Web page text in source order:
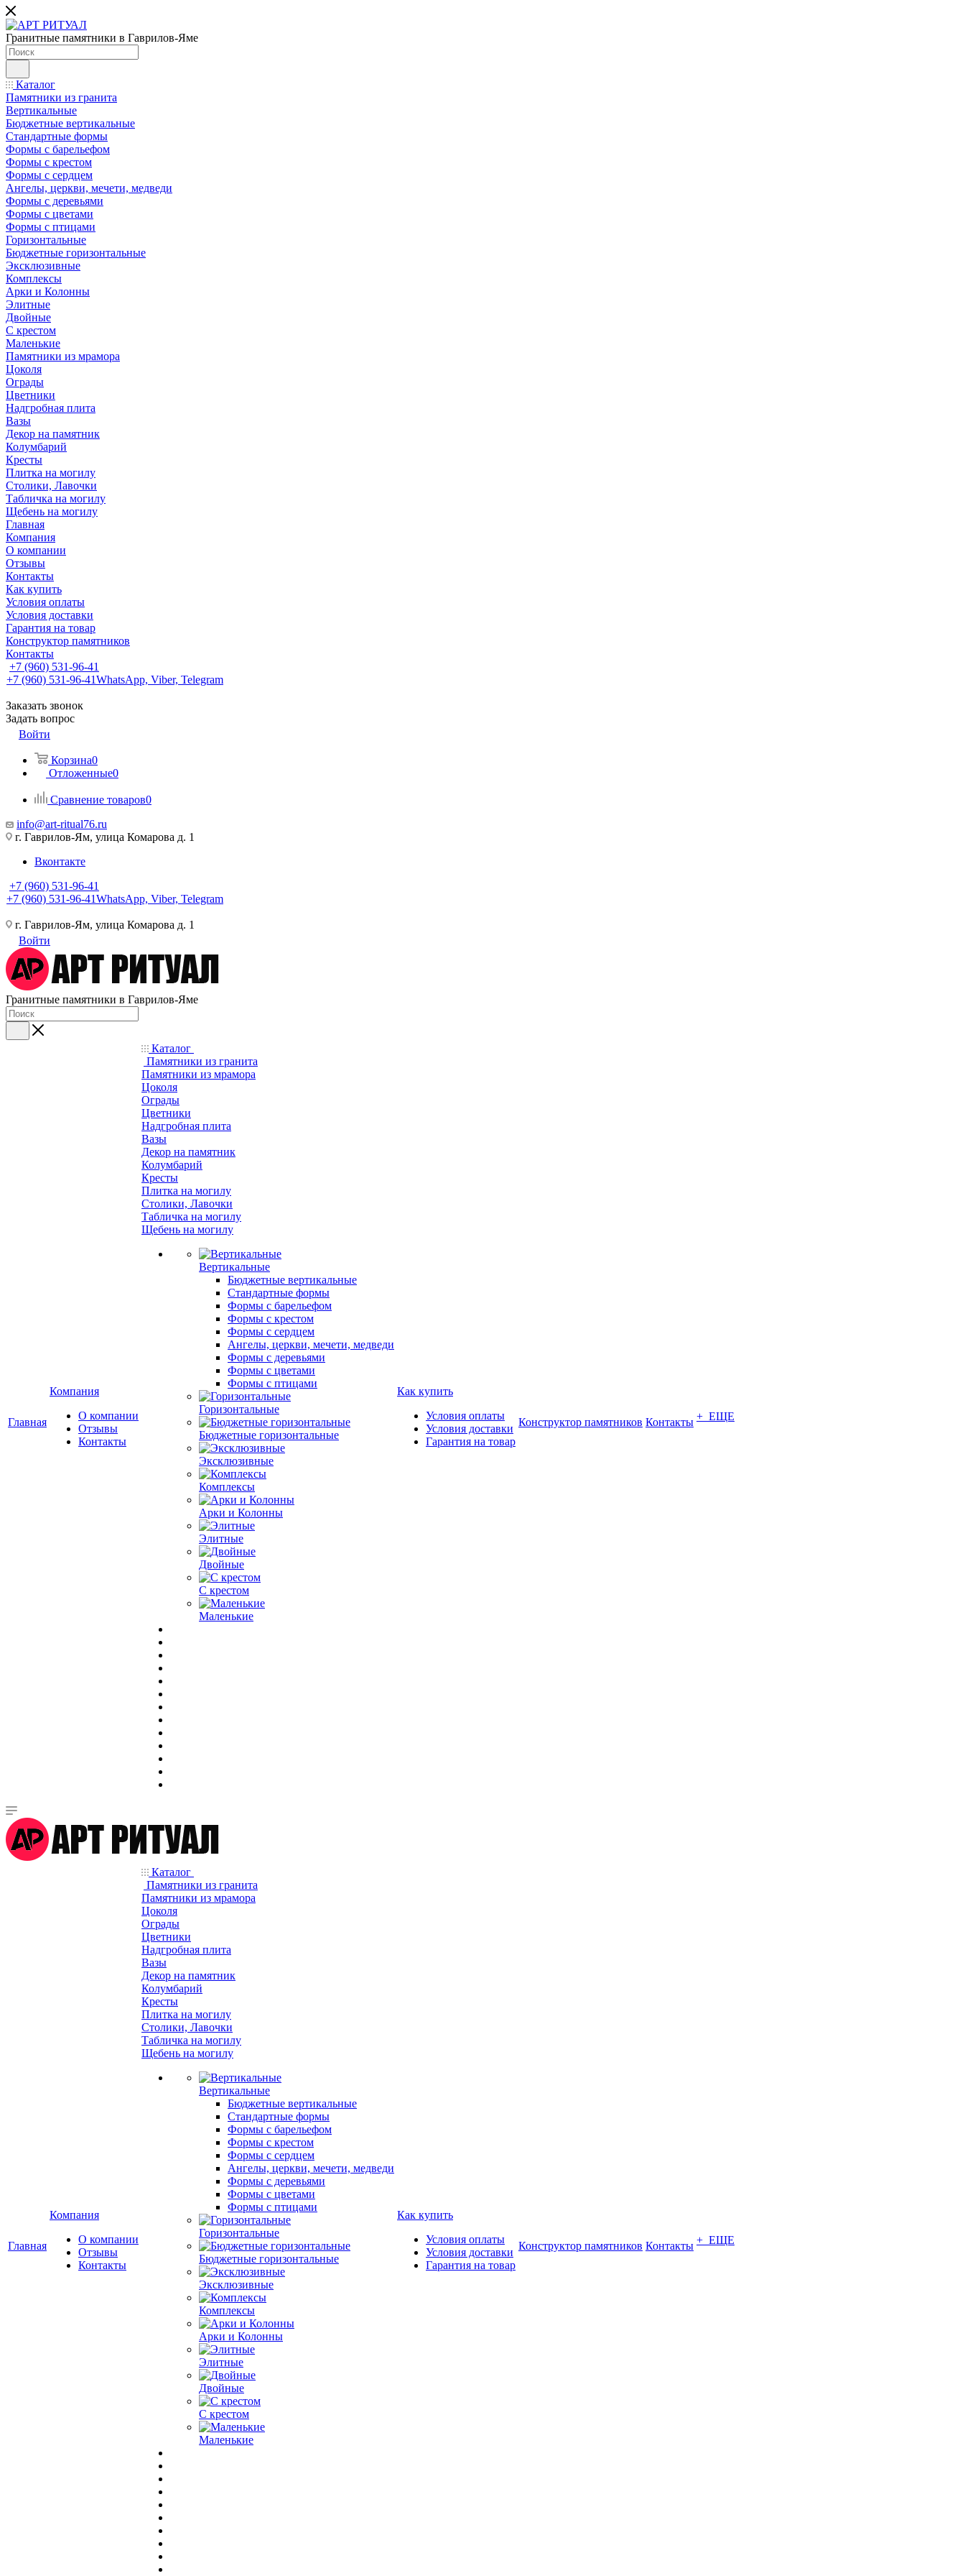
Гранитные памятники в Гаврилов-Яме
Каталог
Памятники из гранита
Вертикальные
Бюджетные вертикальные
Стандартные формы
Формы с барельефом
Формы с крестом
Формы с сердцем
Ангелы, церкви, мечети, медведи
Формы с деревьями
Формы с цветами
Формы с птицами
Горизонтальные
Бюджетные горизонтальные
Эксклюзивные
Комплексы
Арки и Колонны
Элитные
Двойные
С крестом
Маленькие
Памятники из мрамора
Цоколя
Ограды
Цветники
Надгробная плита
Вазы
Декор на памятник
Колумбарий
Кресты
Плитка на могилу
Столики, Лавочки
Табличка на могилу
Щебень на могилу
Главная
Компания
О компании
Отзывы
Контакты
Как купить
Условия оплаты
Условия доставки
Гарантия на товар
Конструктор памятников
Контакты
+7 (960) 531-96-41
+7 (960) 531-96-41WhatsApp, Viber, Telegram
Заказать звонок
Задать вопрос
Войти
Корзина0
Отложенные0
Сравнение товаров0
info@art-ritual76.ru
г. Гаврилов-Ям, улица Комарова д. 1
Вконтакте
+7 (960) 531-96-41
+7 (960) 531-96-41WhatsApp, Viber, Telegram
г. Гаврилов-Ям, улица Комарова д. 1
Войти
Гранитные памятники в Гаврилов-Яме
Главная
Компания
О компании
Отзывы
Контакты
Каталог
Памятники из гранита
Памятники из мрамора
Цоколя
Ограды
Цветники
Надгробная плита
Вазы
Декор на памятник
Колумбарий
Кресты
Плитка на могилу
Столики, Лавочки
Табличка на могилу
Щебень на могилу
Вертикальные
Бюджетные вертикальные
Стандартные формы
Формы с барельефом
Формы с крестом
Формы с сердцем
Ангелы, церкви, мечети, медведи
Формы с деревьями
Формы с цветами
Формы с птицами
Горизонтальные
Бюджетные горизонтальные
Эксклюзивные
Комплексы
Арки и Колонны
Элитные
Двойные
С крестом
Маленькие
Как купить
Условия оплаты
Условия доставки
Гарантия на товар
Конструктор памятников Контакты + ЕЩЕ
Главная
Компания
О компании
Отзывы
Контакты
Каталог
Памятники из гранита
Памятники из мрамора
Цоколя
Ограды
Цветники
Надгробная плита
Вазы
Декор на памятник
Колумбарий
Кресты
Плитка на могилу
Столики, Лавочки
Табличка на могилу
Щебень на могилу
Вертикальные
Бюджетные вертикальные
Стандартные формы
Формы с барельефом
Формы с крестом
Формы с сердцем
Ангелы, церкви, мечети, медведи
Формы с деревьями
Формы с цветами
Формы с птицами
Горизонтальные
Бюджетные горизонтальные
Эксклюзивные
Комплексы
Арки и Колонны
Элитные
Двойные
С крестом
Маленькие
Как купить
Условия оплаты
Условия доставки
Гарантия на товар
Конструктор памятников Контакты + ЕЩЕ